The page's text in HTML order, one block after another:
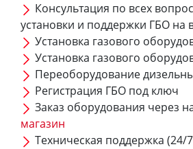
Консультация по всех
установки и поддержки ГБО на
Установка газового
Установка газового
Переоборудование
Регистрация ГБО под ключ
Заказ оборудования через
магазин
Техническая поддержка (24/